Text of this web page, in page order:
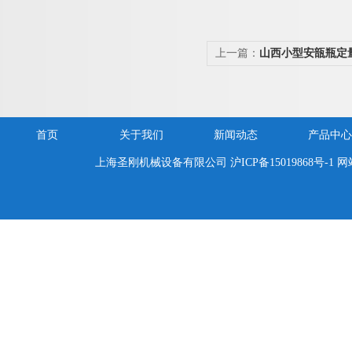
上一篇： 山西小型安瓿瓶定
首页 关于我们 新闻动态 产品中心
上海圣刚机械设备有限公司沪ICP备15019868号-1 网